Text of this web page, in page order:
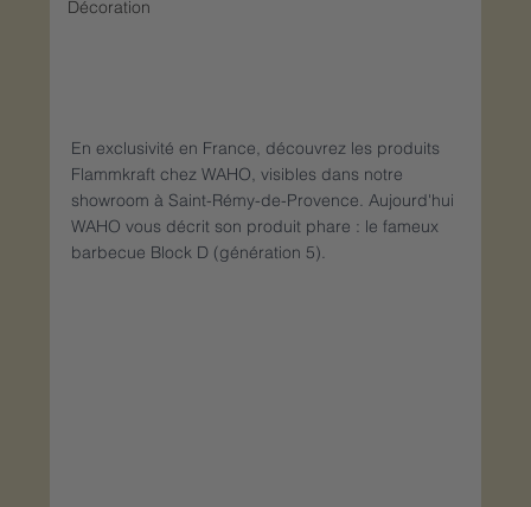
Décoration
En exclusivité en France, découvrez les produits
Flammkraft chez WAHO, visibles dans notre
showroom à Saint-Rémy-de-Provence. Aujourd'hui
WAHO vous décrit son produit phare : le fameux
barbecue Block D (génération 5).